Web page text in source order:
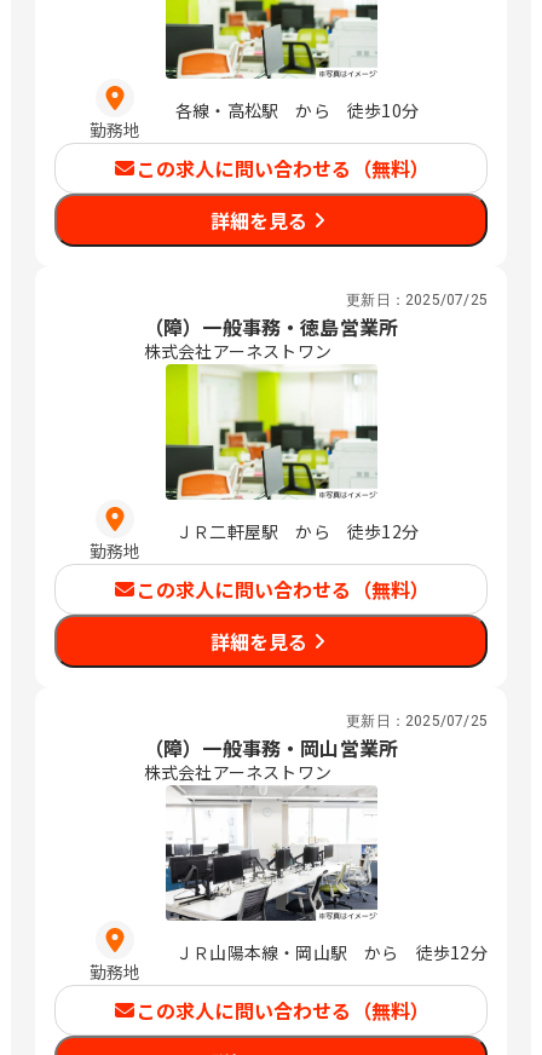
勤務地
各線・高松駅 から 徒歩10分
この求人に問い合わせる（無料）
詳細を見る
更新日： 2025/07/25
（障）一般事務・徳島営業所
株式会社アーネストワン
勤務地
ＪＲ二軒屋駅 から 徒歩12分
この求人に問い合わせる（無料）
詳細を見る
更新日： 2025/07/25
（障）一般事務・岡山営業所
株式会社アーネストワン
勤務地
ＪＲ山陽本線・岡山駅 から 徒歩12分
この求人に問い合わせる（無料）